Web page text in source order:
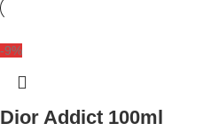
-9%
Dior Addict 100ml